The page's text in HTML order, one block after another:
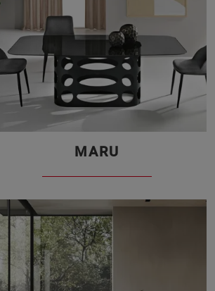
MARU